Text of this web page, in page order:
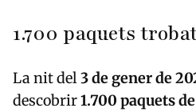
1.700 paquets
La nit del3 de gener de
descobrir1.700 paquets